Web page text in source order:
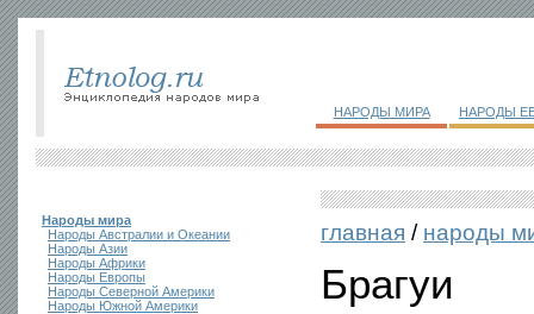
НАРОДЫ МИРА НАРОДЫ
Народы мира
Народы Австралии и Океании
Народы Азии
Народы Африки
Народы Европы
Народы Северной Америки
Народы Южной Америки
главная / народы
Брагуи